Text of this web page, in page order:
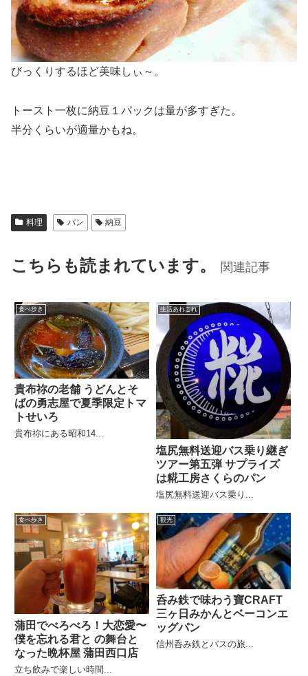
びっくりするほど美味しぃ～。
トースト一枚に納豆１パックは量が多すぎた。
半分くらいが適量かもね。
料理 パン 納豆
こちらも読まれています。 関連記事
食べ歩き
貴布祢の老舗 うどんとそ
ばの勇志屋で夏季限定トマ
トせいろ
貴布祢にある昭和14...
生活あれこれ
塩尻無料送迎バス乗り継ぎ
ツアー第五弾 サプライズ
は糀工房さくらのパン
塩尻無料送迎バス乗り...
食べ歩き
蒲田でべろべろ！大恋愛〜
僕を忘れる君と の舞台と
なった晩杯屋 蒲田西口店
立ち飲みで楽しい時間...
観光
呑み鉄で味わう寶CRAFT
三ヶ日みかんとベーコンエ
ッグパン
信州呑み鉄とバスの旅...